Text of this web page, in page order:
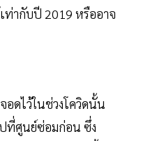
ท่ากับปี 2019 หรืออาจ
อดไว้ในช่วงโควิดนั้น
ที่ศูนย์ซ่อมก่อน ซึ่ง